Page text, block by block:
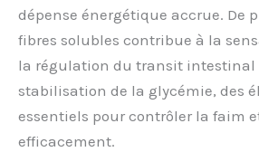
dépense énergétique accrue. De
fibres solubles contribue à la
la régulation du transit intestinal
stabilisation de la glycémie, des
essentiels pour contrôler la faim
efficacement.